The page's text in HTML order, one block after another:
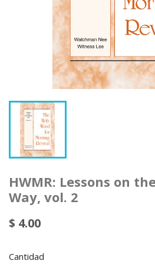
HWMR: Lessons on
Way, vol. 2
$ 4.00
Cantidad